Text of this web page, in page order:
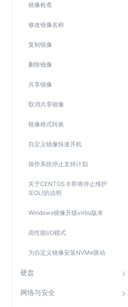
镜像检查
修改镜像名称
复制镜像
删除镜像
共享镜像
取消共享镜像
镜像格式转换
自定义镜像快速开机
操作系统停止支持计划
关于CENTOS 8 即将停止维护
(EOL)的说明
Windows镜像升级virtio版本
高性能I/O模式
为自定义镜像安装NVMe驱动
硬盘
网络与安全
Web应用防火墙(WAF)
密钥管理服务